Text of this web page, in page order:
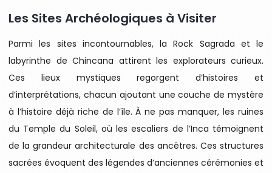
Les Sites Archéologiques à Visiter
Parmi les sites incontournables, la Rock Sagrada et le
labyrinthe de Chincana attirent les explorateurs curieux.
Ces lieux mystiques regorgent d’histoires et
d’interprétations, chacun ajoutant une couche de mystère
à l’histoire déjà riche de l’île. À ne pas manquer, les ruines
du Temple du Soleil, où les escaliers de l’Inca témoignent
de la grandeur architecturale des ancêtres. Ces structures
sacrées évoquent des légendes d’anciennes cérémonies et